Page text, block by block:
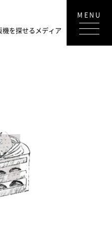
を探せるメディア